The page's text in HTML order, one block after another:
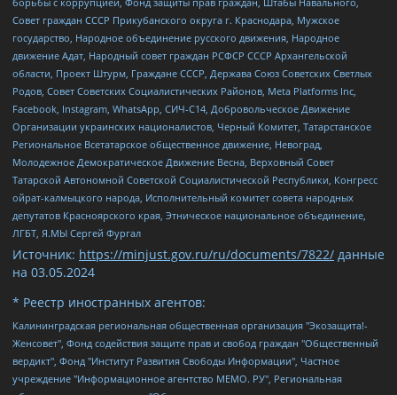
Совет граждан СССР Прикубанского округа г. Краснодара, Мужское
государство, Народное объединение русского движения, Народное
движение Адат, Народный совет граждан РСФСР СССР Архангельской
области, Проект Штурм, Граждане СССР, Держава Союз Советских Светлых
Родов, Совет Советских Социалистических Районов, Meta Platforms Inc,
Facebook, Instagram, WhatsApp, СИЧ-С14, Добровольческое Движение
Организации украинских националистов, Черный Комитет, Татарстанское
Региональное Всетатарское общественное движение, Невоград,
Молодежное Демократическое Движение Весна, Верховный Совет
Татарской Автономной Советской Социалистической Республики, Конгресс
ойрат-калмыцкого народа, Исполнительный комитет совета народных
депутатов Красноярского края, Этническое национальное объединение,
ЛГБТ, Я.МЫ Сергей Фургал
Источник: https://minjust.gov.ru/ru/documents/7822/ данные
на 03.05.2024
* Реестр иностранных агентов:
Калининградская региональная общественная организация "Экозащита!-Женсовет", Фонд содействия защите прав и свобод граждан "Общественный вердикт", Фонд "Институт Развития Свободы Информации", Частное учреждение "Информационное агентство МЕМО. РУ", Региональная общественная организация "Общественная комиссия по сохранению наследия академика Сахарова", Фонд поддержки свободы прессы, Санкт-Петербургская общественная правозащитная организация "Гражданский контроль", Межрегиональная общественная организация "Информационно-просветительский центр "Мемориал", Региональный Фонд "Центр Защиты Прав Средств Массовой Информации", с 05.12.2023 Фонд "Центр Защиты Прав Средств массовой информации", Региональная общественная благотворительная организация помощи беженцам и мигрантам "Гражданское содействие", Негосударственное образовательное учреждение дополнительного профессионального образования (повышение квалификации) специалистов "АКАДЕМИЯ ПО ПРАВАМ ЧЕЛОВЕКА", Свердловская региональная общественная организация "Сутяжник", Автономная некоммерческая организация "Центр независимых социологических исследований", Союз общественных объединений "Российский исследовательский центр по правам человека", Региональное общественное учреждение научно-информационный центр "МЕМОРИАЛ", Некоммерческая организация "Фонд защиты гласности", Автономная некоммерческая организация "Институт прав человека", Городская общественная организация "Екатеринбургское общество "МЕМОРИАЛ", Городская общественная организация "Рязанское историко-просветительское и правозащитное общество "Мемориал" (Рязанский Мемориал), Челябинский региональный орган общественной самодеятельности – женское общественное объединение "Женщины Евразии", Челябинский региональный орган общественной самодеятельности "Уральская правозащитная группа", Фонд содействия защите здоровья и социальной справедливости имени Андрея Рылькова, Автономная Некоммерческая Организация "Аналитический Центр Юрия Левады", Автономная некоммерческая организация социальной поддержки населения "Проект Апрель", Региональная общественная организация помощи женщинам и детям, находящимся в кризисной ситуации "Информационно-методический центр "Анна", Фонд содействия развитию массовых коммуникаций и правовому просвещению "Так-так-Так", Фонд содействия устойчивому развитию "Серебряная тайга", Свердловский региональный общественный фонд социальных проектов "Новое время", "Idel.Реалии", Кавказ.Реалии, Крым.Реалии, Телеканал Настоящее Время, Татаро-башкирская служба Радио Свобода (Azatliq Radiosi), Радио Свободная Европа/Радио Свобода (PCE/PC), "Сибирь.Реалии", "Фактограф", Благотворительный фонд помощи осужденным и их семьям, Автономная некоммерческая организация "Институт глобализации и социальных движений", Фонд "В защиту прав заключенных", Частное учреждение "Центр поддержки и содействия развитию средств массовой информации", Пензенский региональный общественный благотворительный фонд "Гражданский союз", "Север.Реалии", Некоммерческая организация Фонд "Правовая инициатива", Общество с ограниченной ответственностью "Радио Свободная Европа/Радио Свобода", Чешское информационное агентство "MEDIUM-ORIENT", Красноярская региональная общественная организация "Мы против СПИДа", Камалягин Денис Николаевич, Маркелов Сергей Евгеньевич, Пономарев Лев Александрович, Савицкая Людмила Алексеевна, Автономная некоммерческая организация "Центр по работе с проблемой насилия "НАСИЛИЮ.НЕТ", Межрегиональный профессиональный союз работников здравоохранения "Альянс врачей", Юридическое лицо, зарегистрированное в Латвийской Республике, SIA "Medusa Project" (регистрационный номер 40103797863, дата регистрации 10.06.2014), Некоммерческая организация "Фонд по борьбе с коррупцией", Автономная некоммерческая организация "Институт права и публичной политики", Баданин Роман Сергеевич, Гликин Максим Александрович, Железнова Мария Михайловна, Лукьянова Юлия Сергеевна, Маетная Елизавета Витальевна, Маняхин Петр Борисович, Чуракова Ольга Владимировна, Ярош Юлия Петровна, Юридическое лицо "The Insider SIA", зарегистрированное в Риге, Латвийская Республика (дата регистрации 26.06.2015), являющееся администратором доменного имени интернет-издания "The Insider SIA", https://theins.ru, Постернак Алексей Евгеньевич, Рубин Михаил Аркадьевич, Анин Роман Александрович, Юридическое лицо Istories fonds, зарегистрированное в Латвийской Республике (регистрационный номер 50008295751, дата регистрации 24.02.2020), Великовский Дмитрий Александрович, Долинина Ирина Николаевна, Мароховская Алеся Алексеевна, Шлейнов Роман Юрьевич, Шмагун Олеся Валентиновна, Общество с ограниченной ответственностью "Альтаир 2021", Общество с ограниченной ответственностью "Вега 2021", Общество с ограниченной ответственностью "Главный редактор 2021", Общество с ограниченной ответственностью "Ромашки монолит", Важенков Артем Валерьевич, Ивановская областная общественная организация "Центр гендерных исследований", Гурман Юрий Альбертович, Медиапроект "ОВД-Инфо", Егоров Владимир Владимирович, Жилинский Владимир Александрович, Общество с ограниченной ответственностью "ЗП", Иванова София Юрьевна, Карезина Инна Павловна, Кильтау Екатерина Викторовна, Петров Алексей Викторович, Пискунов Сергей Евгеньевич, Смирнов Сергей Сергеевич, Тихонов Михаил Сергеевич, Общество с ограниченной ответственностью "ЖУРНАЛИСТ-ИНОСТРАННЫЙ АГЕНТ", Арапова Галина Юрьевна, Вольтская Татьяна Анатольевна, Американская компания "Mason G.E.S. Anonymous Foundation" (США), являющаяся владельцем интернет-издания https://mnews.world/, Компания "Stichting Bellingcat", зарегистрированная в Нидерландах (дата регистрации 11.07.2018), Захаров Андрей Вячеславович, Клепиковская Екатерина Дмитриевна, Общество с ограниченной ответственностью "МЕМО", Перл Роман Александрович, Симонов Евгений Алексеевич, Соловьева Елена Анатольевна, Сотников Даниил Владимирович, Сурначева Елизавета Дмитриевна, Автономная некоммерческая организация по защите прав человека и информированию населения "Якутия – Наше Мнение", Общество с ограниченной ответственностью "Москоу диджитал медиа", с 26.01.2023 Общество с ограниченной ответственностью "Чайка Белые сады", Ветошкина Валерия Валерьевна, Заговора Максим Александрович, Межрегиональное общественное движение "Российская ЛГБТ - сеть", Оленичев Максим Владимирович, Павлов Иван Юрьевич, Скворцова Елена Сергеевна, Общество с ограниченной ответственностью "Как бы инагент", Кочетков Игорь Викторович, Общество с ограниченной ответственностью "Честные выборы", Еланчик Олег Александрович, Общество с ограниченной ответственностью "Нобелевский призыв", Гималова Регина Эмилевна, Григорьев Андрей Валерьевич, Григорьева Алина Александровна, Ассоциация по содействию защите прав призывников, альтернативнослужащих и военнослужащих "Правозащитная группа "Гражданин.Армия.Право", Хисамова Регина Фаритовна, Автономная некоммерческая организация по реализации социально-правовых программ "Лилит", Дальневосточное общественное движение "Маяк", Санкт-Петербургская ЛГБТ-инициативная группа "Выход", Инициативная группа ЛГБТ+ "Реверс", Алексеев Андрей Викторович, Бекбулатова Таисия Львовна, Беляев Иван Михайлович, Владыкина Елена Сергеевна, Гельман Марат Александрович, Никульшина Вероника Юрьевна, Толоконникова Надежда Андреевна, Шендерович Виктор Анатольевич, Общество с ограниченной ответственностью "Данное сообщение", Общество с ограниченной ответственностью Издательский дом "Новая глава", Айнбиндер Александра Александровна, Московский комьюнити-центр для ЛГБТ+инициатив, Благотворительный фонд развития филантропии, Deutsche Welle (Германия, Kurt-Schumacher-Strasse 3, 53113 Bonn), Борзунова Мария Михайловна, Воробьев Виктор Викторович, Голубева Анна Львовна, Константинова Алла Михайловна, Малкова Ирина Владимировна, Мурадов Мурад Абдулгалимович, Осетинская Елизавета Николаевна, Понасенков Евгений Николаевич, Ганапольский Матвей Юрьевич, Киселев Евгений Алексеевич, Борухович Ирина Григорьевна, Дремин Иван Тимофеевич, Дубровский Дмитрий Викторович, Красноярская региональная общественная организация поддержки и развития альтернативных образовательных технологий и межкультурных коммуникаций "ИНТЕРРА", Маяковская Екатерина Алексеевна, Фейгин Марк Захарович, Филимонов Андрей Викторович, Дзугкоева Регина Николаевна, Доброхотов Роман Александрович, Дудь Юрий Александрович, Елкин Сергей Владимирович, Кругликов Кирилл Игоревич, Сабунаева Мария Леонидовна, Семенов Алексей Владимирович, Шаинян Карен Багратович, Шульман Екатерина Михайловна, Асафьев Артур Валерьевич, Вахштайн Виктор Семенович, Венедиктов Алексей Алексеевич, Лушникова Екатерина Евгеньевна, Волков Леонид Михайлович, Невзоров Александр Глебович, Пархоменко Сергей Борисович, Сироткин Ярослав Николаевич, Кара-Мурза Владимир Владимирович, Баранова Наталья Владимировна, Гозман Леонид Яковлевич, Кагарлицкий Борис Юльевич, Климарев Михаил Валерьевич, Милов Владимир Станиславович, Автономная некоммерческая организация Краснодарский центр современного искусства "Типография", Моргенштерн Алишер Тагирович, Соболь Любовь Эдуардовна, Общество с ограниченной ответственностью "ЛИЗА НОРМ", Каспаров Гарри Кимович, Ходорковский Михаил Борисович, Общество с ограниченной ответственностью "Апрельские тезисы", Данилович Ирина Брониславовна, Кашин Олег Владимирович, Петров Николай Владимирович, Пивоваров Алексей Владимирович, Соколов Михаил Владимирович, Цветкова Юлия Владимировна, Чичваркин Евгений Александрович, Комитет против пыток/Команда против пыток, Общество с ограниченной ответственностью "Первый научный", Общество с ограниченной ответственностью "Вертолет и ко", Белоцерковская Вероника Борисовна, Кац Максим Евгеньевич, Лазарева Татьяна Юрьевна, Шаведдинов Руслан Табризович, Яшин Илья Валерьевич, Общество с ограниченной ответственностью "Иноагент ААВ", Алешковский Дмитрий Петрович, Альбац Евгения Марковна, Быков Дмитрий Львович, Галямина Юлия Евгеньевна, Лойко Сергей Леонидович, Мартынов Кирилл Константинович, Медведев Сергей Александрович, Крашенинников Федор Геннадиевич, Гордеева Катерина Вл